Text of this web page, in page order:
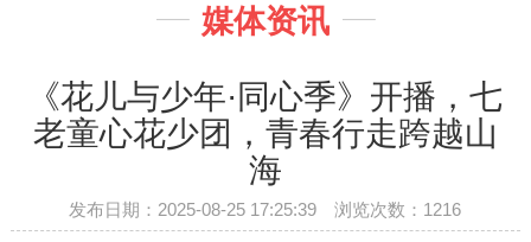
 媒体资讯 
《花儿与少年·同心季》开播，七
老童心花少团，青春行走跨越山
海
发布日期：2025-08-25 17:25:39 浏览次数： 1216